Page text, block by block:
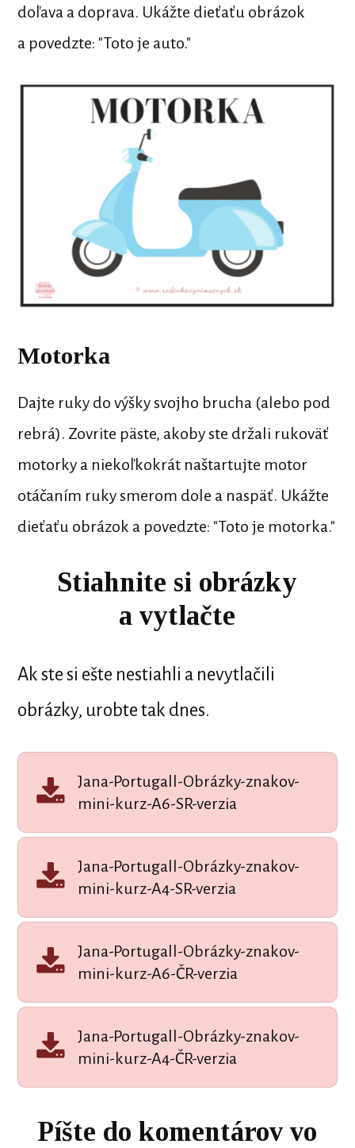
doľava a doprava. Ukážte dieťaťu obrázok
a povedzte: "Toto je auto."
Motorka
Dajte ruky do výšky svojho brucha (alebo pod
rebrá). Zovrite päste, akoby ste držali rukoväť
motorky a niekoľkokrát naštartujte motor
otáčaním ruky smerom dole a naspäť. Ukážte
dieťaťu obrázok a povedzte: "Toto je motorka."
Stiahnite si obrázky
a vytlačte
Ak ste si ešte nestiahli a nevytlačili
obrázky, urobte tak dnes.
Jana-Portugall-Obrázky-znakov-
mini-kurz-A6-SR-verzia
Jana-Portugall-Obrázky-znakov-
mini-kurz-A4-SR-verzia
Jana-Portugall-Obrázky-znakov-
mini-kurz-A6-ČR-verzia
Jana-Portugall-Obrázky-znakov-
mini-kurz-A4-ČR-verzia
Píšte do komentárov vo